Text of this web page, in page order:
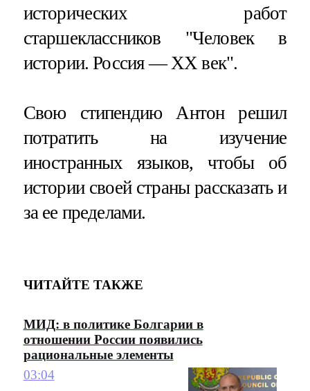
исторических работ
старшеклассников "Человек в
истории. Россия — XX век".
Свою стипендию Антон решил
потратить на изучение
иностранных языков, чтобы об
истории своей страны рассказать и
за ее пределами.
ЧИТАЙТЕ ТАКЖЕ
МИД: в политике Болгарии в
отношении России появились
рациональные элементы
03:04